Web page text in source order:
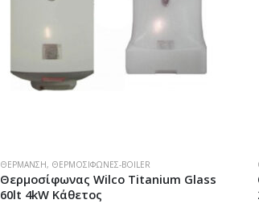
ΘΈΡΜΑΝΣΗ, ΘΕΡΜΟΣΊΦΩΝΕΣ-BOILER
Θερμοσίφωνας Wilco Titanium Glass
60lt 4kW Κάθετος